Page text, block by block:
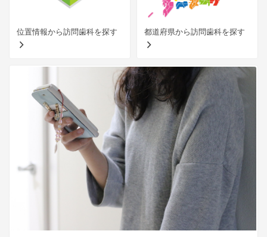
位置情報から訪問歯科を探す 都道府県から訪問歯科を探す